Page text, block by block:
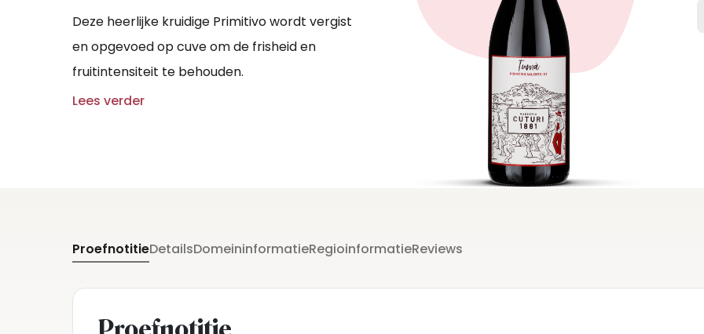
Deze heerlijke kruidige Primitivo wordt vergist
en opgevoed op cuve om de frisheid en
fruitintensiteit te behouden.
Lees verder
ProefnotitieDetailsDomeininformatieRegioinformatieReviews